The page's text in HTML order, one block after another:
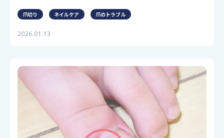
爪切り ネイルケア 爪のトラブル
2026.01.13